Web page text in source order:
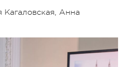
Анна